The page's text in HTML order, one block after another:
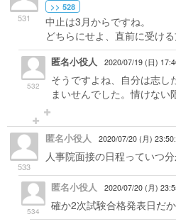
531
>> 528
中止は3月からですね。
どちらにせよ、直前に受け
532
匿名小役人 2020/07/19 (日)
そうですよね、自分は志し
まいせんでした。情けない
533
匿名小役人 2020/07/20 (月)
人事院面接の日程っていつ
534
匿名小役人 2020/07/20 (月)
確か2次試験合格発表日だ